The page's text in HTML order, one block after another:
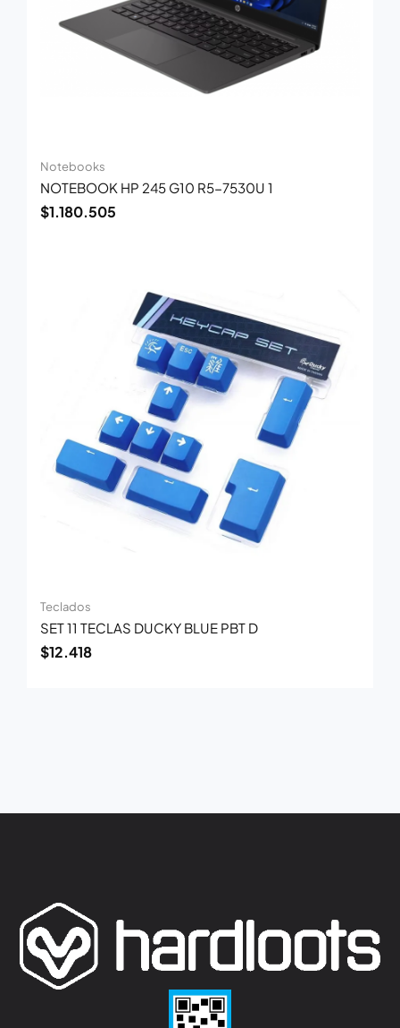
Notebooks
NOTEBOOK HP 245 G10 R5-7530U 1
$1.180.505
Teclados
SET 11 TECLAS DUCKY BLUE PBT D
$12.418